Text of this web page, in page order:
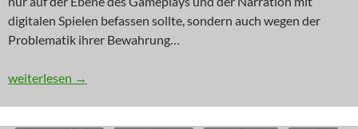
digitalen Spielen befassen sollte, sondern auch wegen der
Problematik ihrer Bewahrung…
RETRO: Im Schlamm der Geschichte
weiterlesen →